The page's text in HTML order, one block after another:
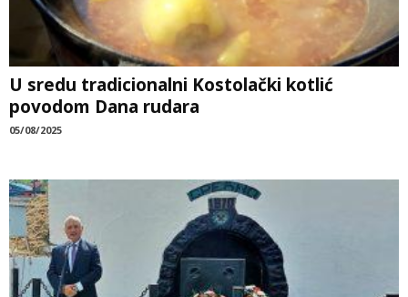
U sredu tradicionalni Kostolački kotlić
povodom Dana rudara
05/08/2025